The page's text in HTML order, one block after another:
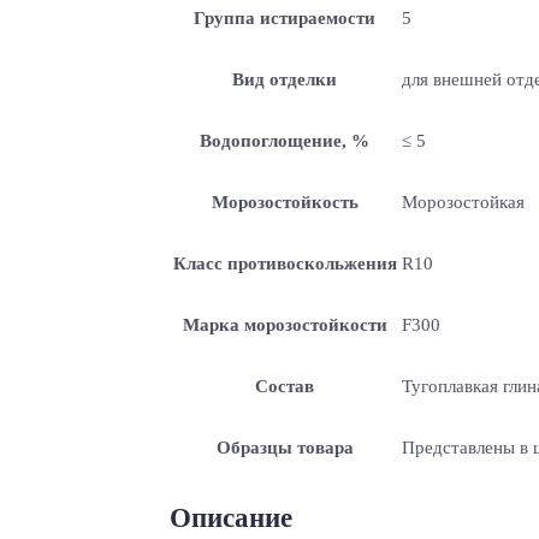
Группа истираемости 5
Вид отделки для внешней
Водопоглощение, % ≤ 5
Морозостойкость Морозостойкая
Класс противоскольжения R10
Марка морозостойкости F300
Состав Тугоплавкая
Образцы товара Представлены в
Описание